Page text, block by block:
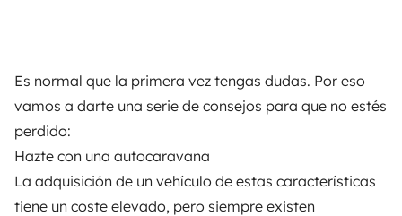
Es normal que la primera vez tengas dudas. Por eso
vamos a darte una serie de consejos para que no estés
perdido:
Hazte con una autocaravana
La adquisición de un vehículo de estas características
tiene un coste elevado, pero siempre existen